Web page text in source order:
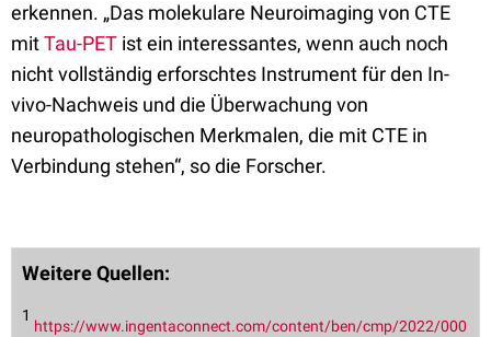
erkennen. „Das molekulare Neuroimaging von CTE
mitTau-PET ist ein interessantes, wenn auch noch
nicht vollständig erforschtes Instrument für den In-
vivo-Nachweis und die Überwachung von
neuropathologischen Merkmalen, die mit CTE in
Verbindung stehen“, so die Forscher.
Weitere Quellen:
1
https://www.ingentaconnect.com/content/ben/cmp/2022/000